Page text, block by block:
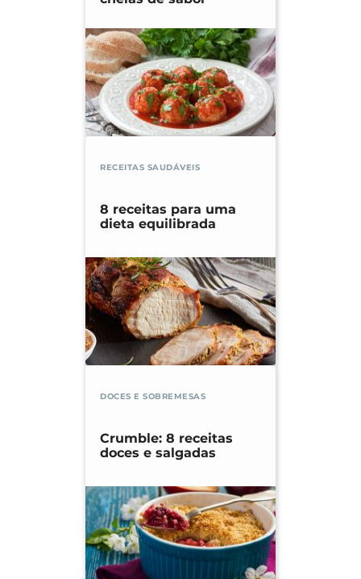
RECEITAS SAUDÁVEIS
8 receitas para uma
dieta equilibrada
DOCES E SOBREMESAS
Crumble: 8 receitas
doces e salgadas